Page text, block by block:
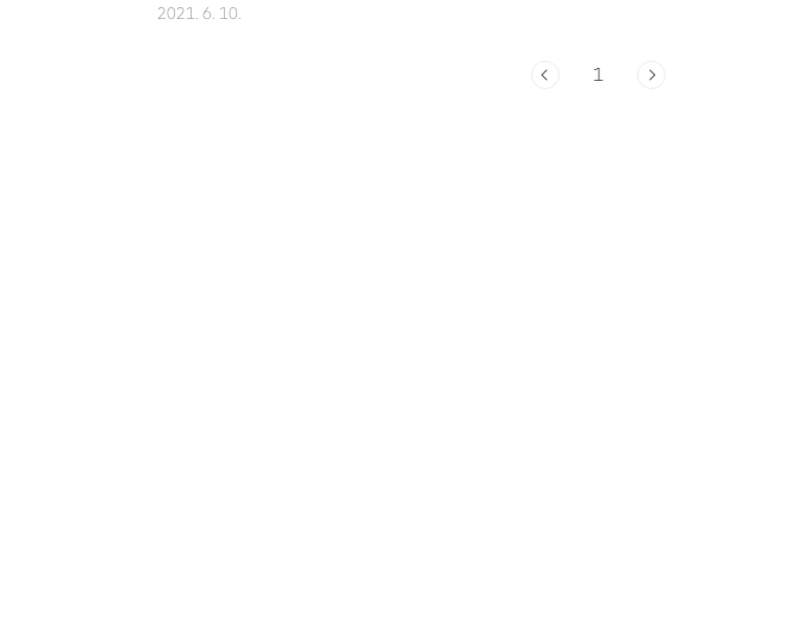
선택하면 여러가지 항목들을 확인할 수 있는데 그 중에서 아랫부분에 Sidecar 아이
두 같은 와이파이에 연결되어 있어야 함★ 연결되었다는 상태 메세지와 함께 듀얼 모
2021. 6. 10.
1